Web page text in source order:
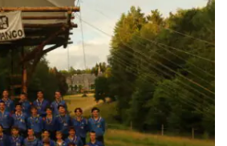
photos